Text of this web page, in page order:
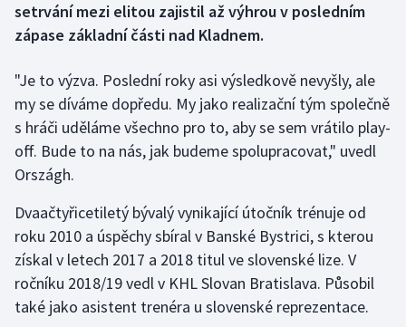
Dostihy
Florbal
Futsal
Golf
Gymnastika
Házená
Jezdectví
setrvání mezi elitou zajistil až výhrou v posledním
zápase základní části nad Kladnem.
"Je to výzva. Poslední roky asi výsledkově nevyšly, ale
my se díváme dopředu. My jako realizační tým společně
s hráči uděláme všechno pro to, aby se sem vrátilo play-
off. Bude to na nás, jak budeme spolupracovat," uvedl
Országh.
Dvaačtyřicetiletý bývalý vynikající útočník trénuje od
roku 2010 a úspěchy sbíral v Banské Bystrici, s kterou
získal v letech 2017 a 2018 titul ve slovenské lize. V
ročníku 2018/19 vedl v KHL Slovan Bratislava. Působil
také jako asistent trenéra u slovenské reprezentace.